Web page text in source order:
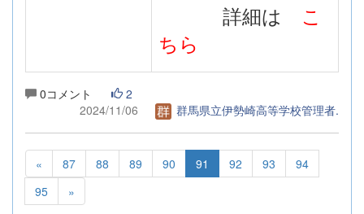
詳細は こ
ちら
0コメント
2
2024/11/06
群馬県立伊勢崎高等学校管理者.
« 87 88 89 90 91 92 93
94
95
»